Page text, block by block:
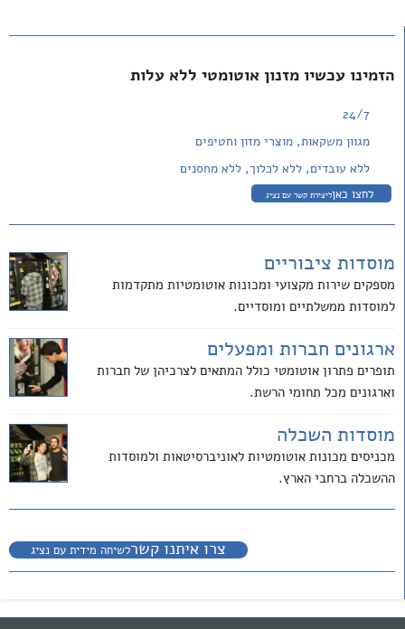
הזמינו עכשיו מזנון אוטומטי ללא עלות
24/7
מגוון משקאות, מוצרי מזון וחטיפים
ללא עובדים, ללא לכלוך, ללא מחסנים
לחצו כאןליצירת קשר עם נציג
מוסדות ציבוריים
מספקים שירות מקצועי ומכונות אוטומטיות מתקדמות
למוסדות ממשלתיים ומוסדיים.
ארגונים חברות ומפעלים
תופרים פתרון אוטומטי כולל המתאים לצרכיהן של חברות
וארגונים מכל תחומי הרשת.
מוסדות השכלה
מכניסים מכונות אוטומטיות לאוניברסיטאות ולמוסדות
ההשכלה ברחבי הארץ.
צרו איתנו קשרלשיחה מידית עם נציג